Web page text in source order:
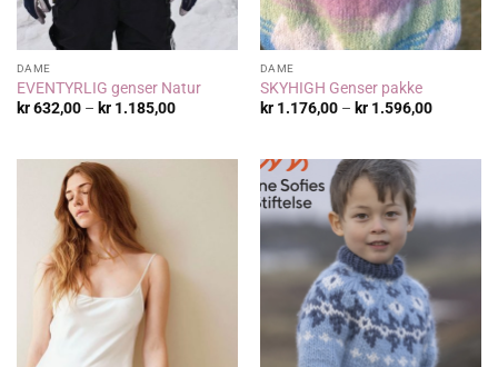
DAME
EVENTYRLIG genser Natur
kr632,00 – kr1.185,00Prisområde:
DAME
SKYHIGH Genser pakke
kr1.176,00 – kr1.596,00